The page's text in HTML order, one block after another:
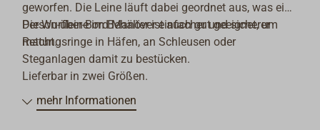
geworfen. Die Leine läuft dabei geordnet aus, was ein
Person-über-Bord Manöver einfacher und sicherer
macht.
Die Wurfleine im Behälter ist auch gut geeignet, um
Rettungsringe in Häfen, an Schleusen oder
Steganlagen damit zu bestücken.
Lieferbar in zwei Größen.
mehr Informationen